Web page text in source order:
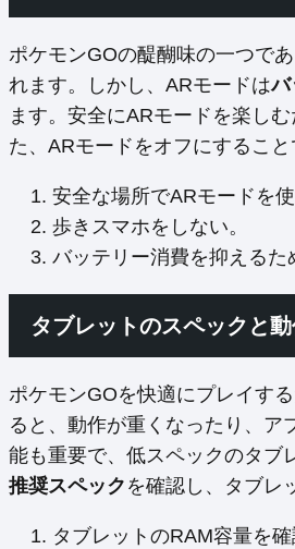
ポケモンGOの醍醐味の一つで
れます。しかし、ARモードはバ
ます。安全にARモードを楽しむ
た、ARモードをオフにするこ
安全な場所でARモードを使
歩きスマホをしない。
バッテリー消費を抑えるた
タブレットのスペックと
ポケモンGOを快適にプレイす
ると、動作が重くなったり、ア
能も重要で、低スペックのタブ
推奨スペック を確認し、タブレ
タブレットのRAM容量を確